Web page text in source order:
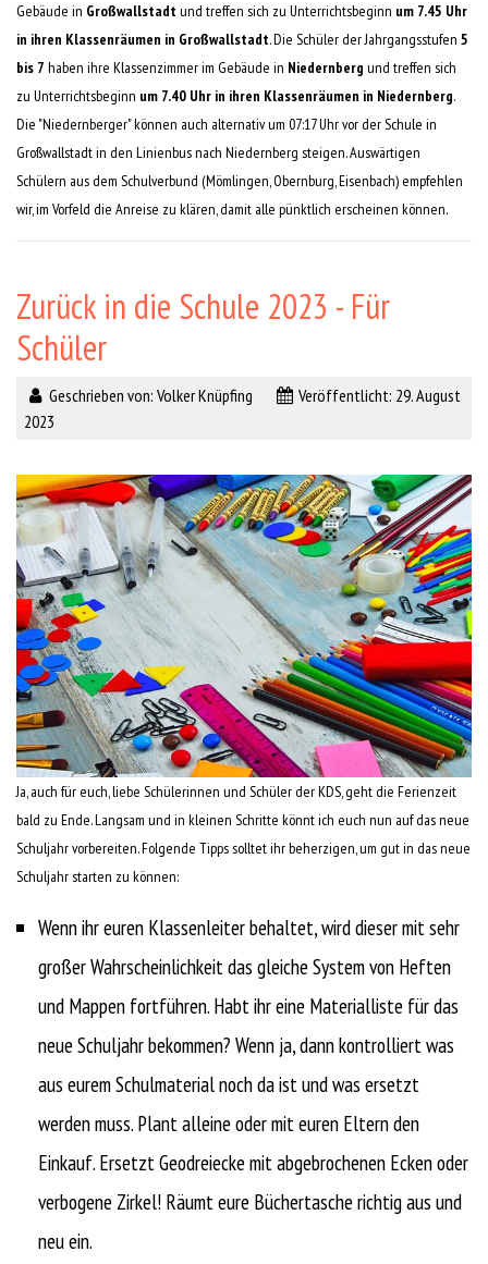
Gebäude in Großwallstadt und treffen sich zu Unterrichtsbeginn um 7.45 Uhr
in ihren Klassenräumen in Großwallstadt. Die Schüler der Jahrgangsstufen 5
bis 7 haben ihre Klassenzimmer im Gebäude in Niedernberg und treffen sich
zu Unterrichtsbeginn um 7.40 Uhr in ihren Klassenräumen in Niedernberg
Die "Niedernberger" können auch alternativ um 07:17 Uhr vor der Schule in
Großwallstadt in den Linienbus nach Niedernberg steigen. Auswärtigen
Schülern aus dem Schulverbund (Mömlingen, Obernburg, Eisenbach) empfehlen
wir, im Vorfeld die Anreise zu klären, damit alle pünktlich erscheinen können.
Zurück in die Schule 2023 - Für
Schüler
Geschrieben von: Volker Knüpfing
Veröffentlicht: 29. August
2023
Ja, auch für euch, liebe Schülerinnen und Schüler der KDS, geht die Ferienzeit
bald zu Ende. Langsam und in kleinen Schritte könnt ich euch nun auf das neue
Schuljahr vorbereiten. Folgende Tipps solltet ihr beherzigen, um gut in das neue
Schuljahr starten zu können:
Wenn ihr euren Klassenleiter behaltet, wird dieser mit sehr
großer Wahrscheinlichkeit das gleiche System von Heften
und Mappen fortführen. Habt ihr eine Materialliste für das
neue Schuljahr bekommen? Wenn ja, dann kontrolliert was
aus eurem Schulmaterial noch da ist und was ersetzt
werden muss. Plant alleine oder mit euren Eltern den
Einkauf. Ersetzt Geodreiecke mit abgebrochenen Ecken oder
verbogene Zirkel! Räumt eure Büchertasche richtig aus und
neu ein.